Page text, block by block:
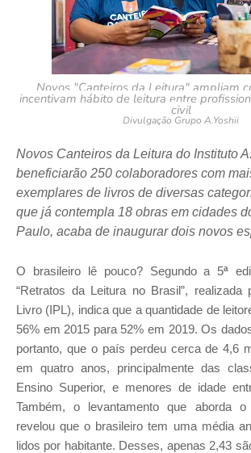
Novos "Canteiros da Leitura" ampliam
incentivam hábito de leitura entre
civil
Divulgação Grupo A.Yoshii
Novos Canteiros da Leitura do Instituto
beneficiarão 250 colaboradores com
exemplares de livros de diversas
que já contempla 18 obras em cidades
Paulo, acaba de inaugurar dois novos
O brasileiro lê pouco? Segundo a 5ª
“Retratos da Leitura no Brasil”, realizada
Livro (IPL), indica que a quantidade de
56% em 2015 para 52% em 2019. Os
portanto, que o país perdeu cerca de 4,6
em quatro anos, principalmente das
Ensino Superior, e menores de idade
Também, o levantamento que aborda
revelou que o brasileiro tem uma média
lidos por habitante. Desses, apenas 2,43